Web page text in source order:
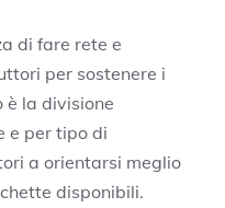
di fare rete e
per sostenere i
è la divisione
e per tipo di
a orientarsi meglio
disponibili.